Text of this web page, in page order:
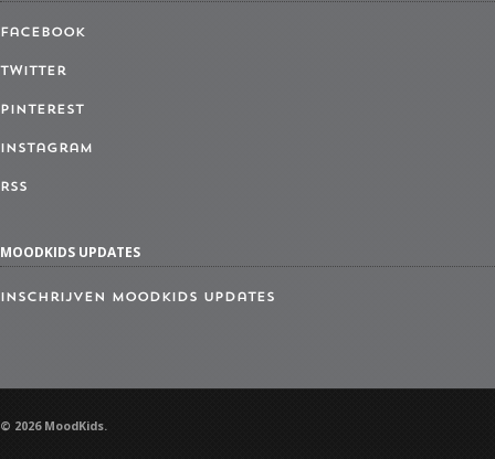
Facebook
Twitter
Pinterest
Instagram
RSS
MOODKIDS UPDATES
Inschrijven MoodKids Updates
© 2026 MoodKids.